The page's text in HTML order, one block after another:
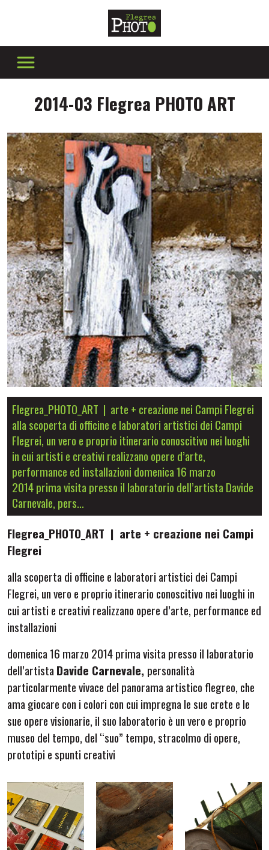
2014-03 Flegrea PHOTO ART
Flegrea_PHOTO_ART | arte + creazione nei Campi Flegrei
alla scoperta di officine e laboratori artistici dei Campi
Flegrei, un vero e proprio itinerario conoscitivo nei luoghi
in cui artisti e creativi realizzano opere d’arte,
performance ed installazioni domenica 16 marzo
2014 prima visita presso il laboratorio dell’artista Davide
Carnevale, pers…
Flegrea_PHOTO_ART | arte + creazione nei Campi
Flegrei
alla scoperta di officine e laboratori artistici dei Campi
Flegrei, un vero e proprio itinerario conoscitivo nei luoghi in
cui artisti e creativi realizzano opere d’arte, performance ed
installazioni
domenica 16 marzo 2014 prima visita presso il laboratorio
dell’artistaDavide Carnevale, personalità
particolarmente vivace del panorama artistico flegreo, che
ama giocare con i colori con cui impregna le sue crete e le
sue opere visionarie, il suo laboratorio è un vero e proprio
museo del tempo, del “suo” tempo, stracolmo di opere,
prototipi e spunti creativi